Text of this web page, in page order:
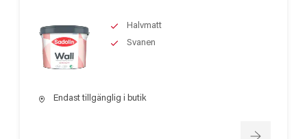
Halvmatt
Svanen
Endast tillgänglig i butik